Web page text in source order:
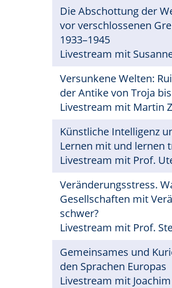
Die Abschottung der
vor verschlossenen
1933–1945
Livestream mit
Versunkene Welten:
der Antike von Troja
Livestream mit Martin
Künstliche Intelligenz
Lernen mit und lernen
Livestream mit Prof.
Veränderungsstress.
Gesellschaften mit
schwer?
Livestream mit Prof.
Gemeinsames und
den Sprachen Europas
Livestream mit